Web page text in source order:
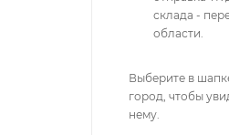
склада -
области.
Выберите в
город, чтобы
нему.